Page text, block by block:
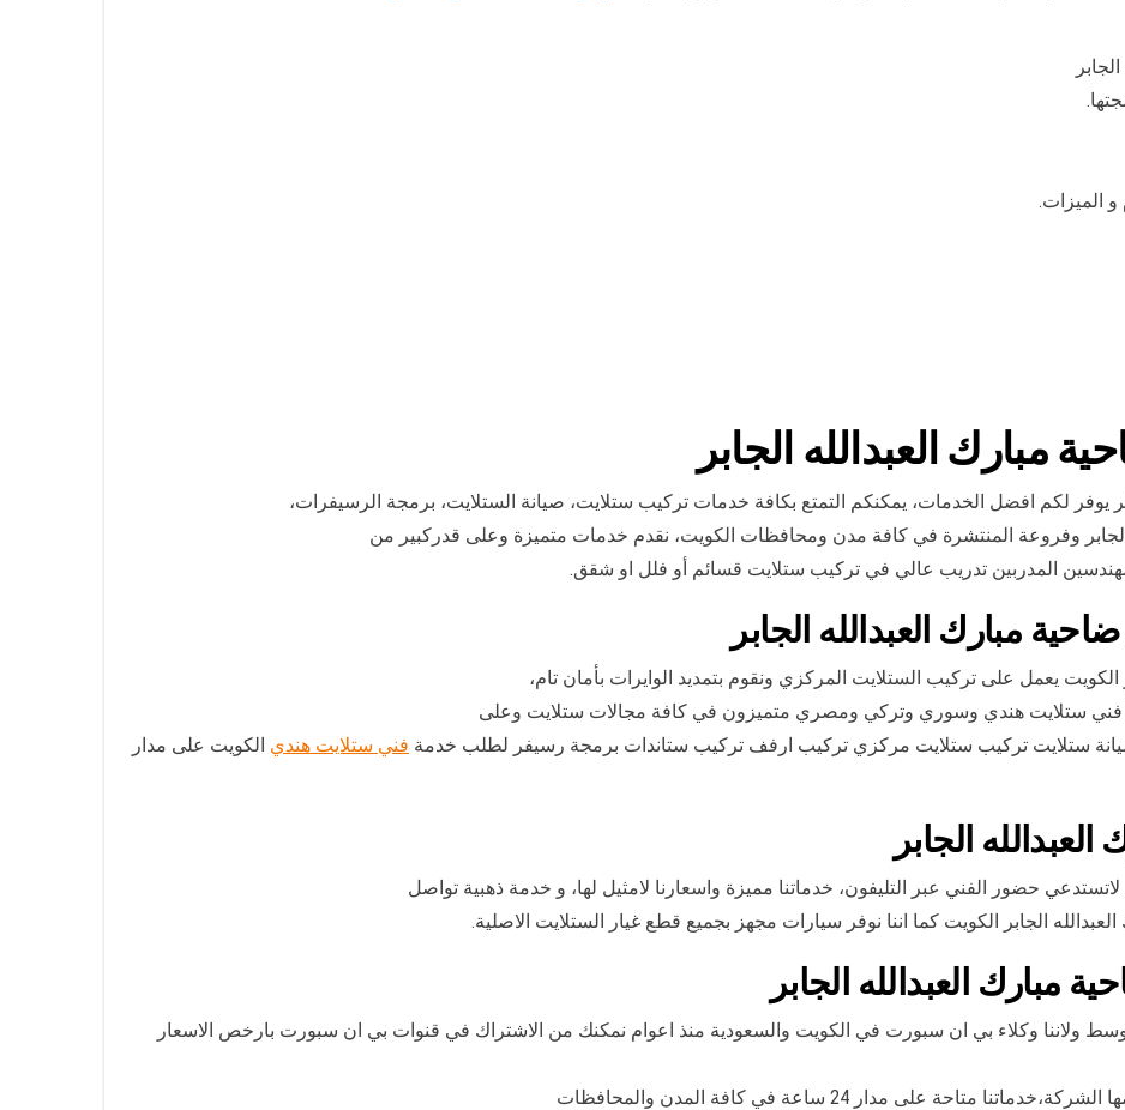
الميزات.
مبارك العبدالله الجابر
يوفر لكم افضل الخدمات، يمكنكم التمتع بكافة خدمات تركيب ستلايت، صيانة الستلايت، برمجة الرسيفرات،
وفروعة المنتشرة في كافة مدن ومحافظات الكويت، نقدم خدمات متميزة وعلى قدركبير من
المدربين تدريب عالي في تركيب ستلايت قسائم أو فلل او شقق.
مبارك العبدالله الجابر
يعمل على تركيب الستلايت المركزي ونقوم بتمديد الوايرات بأمان تام،
فني ستلايت هندي وسوري وتركي ومصري متميزون في كافة مجالات ستلايت وعلى
صيانة ستلايت تركيب ستلايت مركزي تركيب ارفف تركيب ستاندات برمجة رسيفر لطلب خدمة فني ستلايت هندي الكويت على مدار
الجابر
حضور الفني عبر التليفون، خدماتنا مميزة واسعارنا لامثيل لها، و خدمة ذهبية تواصل
الجابر الكويت كما اننا نوفر سيارات مجهز بجميع قطع غيار الستلايت الاصلية.
مبارك العبدالله الجابر
ولاننا وكلاء بي ان سبورت في الكويت والسعودية منذ اعوام نمكنك من الاشتراك في قنوات بي ان سبورت بارخص الاسعار
على مدار 24 ساعة في كافة المدن والمحافظات